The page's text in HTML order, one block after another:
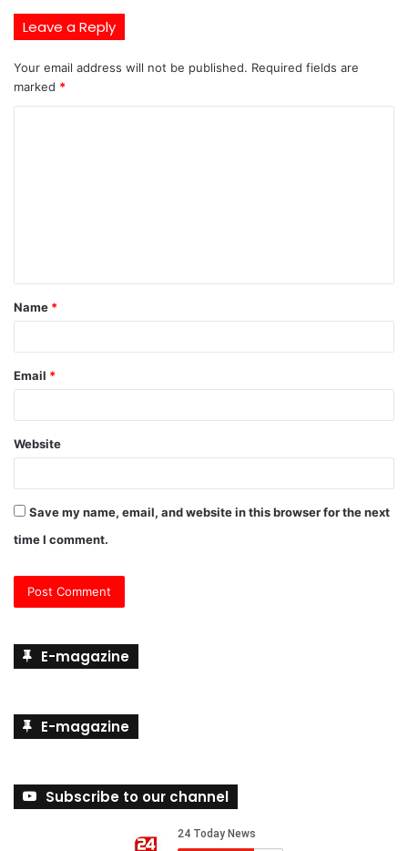
Leave a Reply
Your email address will not be published. Required fields are
marked *
t
*
Name *
Email *
Website
Save my name, email, and website in this browser for the next
time I comment.
E-magazine
E-magazine
Subscribe to our channel